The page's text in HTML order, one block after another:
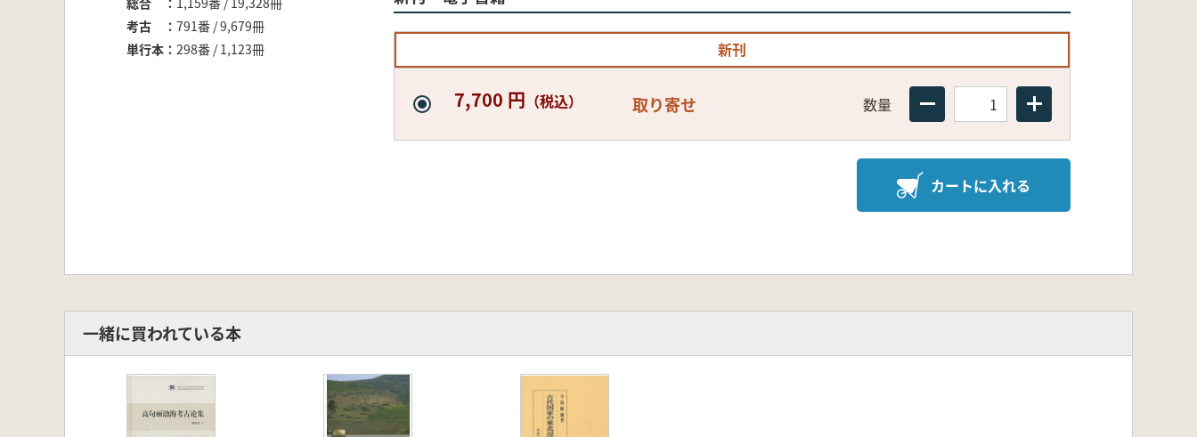
考古
791番 / 9,679冊
単行本
298番 / 1,123冊 新刊
7,700 円 （税込） 取り寄せ 数量
カートに入れる
一緒に買われている本